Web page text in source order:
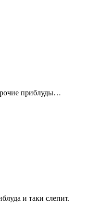
приблуды…
и таки слепит.